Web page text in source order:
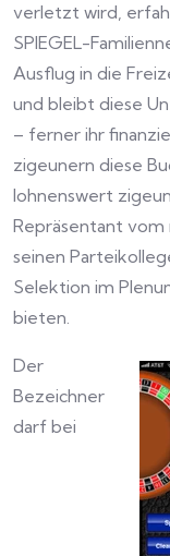
verletzt wird,
SPIEGEL-
Ausflug in die
und bleibt diese
– ferner ihr
zigeunern diese
lohnenswert
Repräsentant vom
seinen
Selektion im
bieten.
Der
Bezeichner
darf bei